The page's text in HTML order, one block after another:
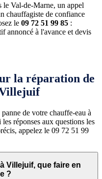
Val-de-Marne, un appel
chauffagiste de confiance
le 09 72 51 99 85 :
annoncé à l'avance et devis
la réparation de
de votre chauffe-eau à
réponses aux questions les
appelez le 09 72 51 99
Villejuif, que faire en
?